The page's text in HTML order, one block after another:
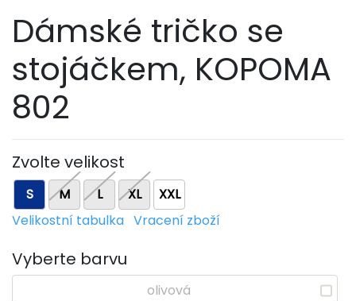
Dámské tričko se
stojáčkem, KOPOMA
802
Zvolte velikost
S M L XL
XXL
Velikostní tabulka Vracení zboží
Vyberte barvu
olivová